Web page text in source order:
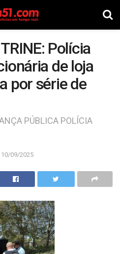
Polícia
de loja
por série de
PÚBLICA POLÍCIA
10/09/2025